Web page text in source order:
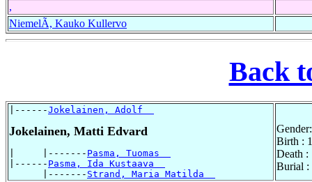
,
NiemelÃ, Kauko Kullervo
Back
|------Jokelainen, Adolf
Jokelainen, Matti Edvard
|     |------- Pasma, Tuomas
|------ Pasma, Ida Kustaava
      |-------
Strand, Maria Matilda
Birth :
Death :
Burial :